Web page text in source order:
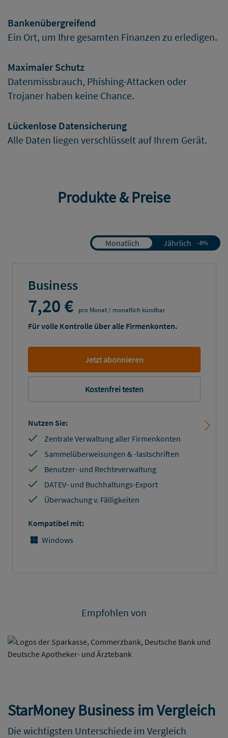
Bankenübergreifend
Ein Ort, um Ihre gesamten Finanzen zu erledigen.
Maximaler Schutz
Datenmissbrauch, Phishing-Attacken oder
Trojaner haben keine Chance.
Lückenlose Datensicherung
Alle Daten liegen verschlüsselt auf Ihrem Gerät.
Produkte & Preise
Monatlich Jährlich -8%
Business
7,20 € pro Monat / monatlich kündbar
Für volle Kontrolle über alle Firmenkonten.
Jetzt abonnieren
Kostenfrei testen
Nutzen Sie:
Zentrale Verwaltung aller Firmenkonten
Sammelüberweisungen & -lastschriften
Benutzer- und Rechteverwaltung
DATEV- und Buchhaltungs-Export
Überwachung v. Fälligkeiten
Kompatibel mit:
Windows
Empfohlen von
StarMoney Business im Vergleich
Die wichtigsten Unterschiede im Vergleich